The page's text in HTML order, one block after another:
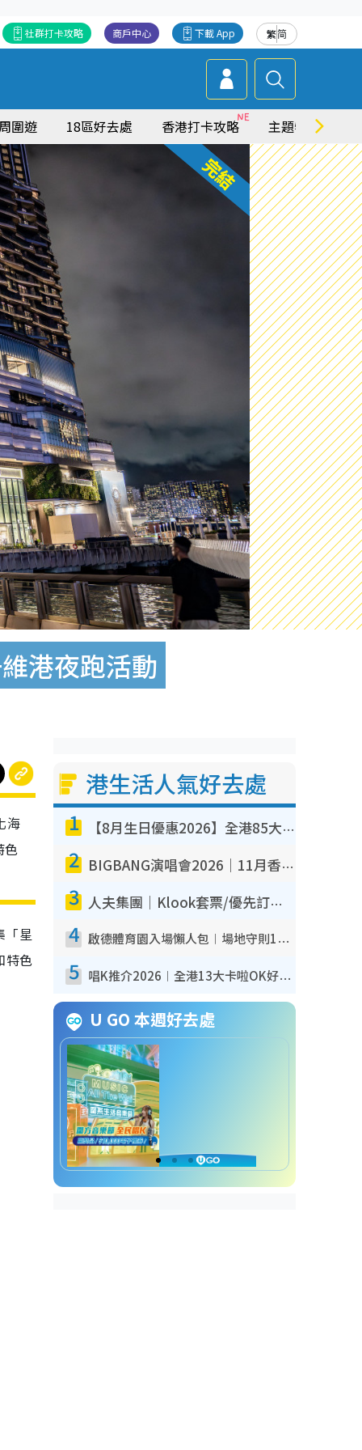
繁简
下載 App
商戶中心
社群打卡攻略
圍遊 18區好去處 香港打卡攻略 主題特集
港夜跑活動
海
色
「星
特色
港生活人氣好去處
1 【8月生日優惠2026】全港85大食買玩著數攻略 自助餐/火鍋放題同行免費＋誠品/DONKI送現金券
2 BIGBANG演唱會2026｜11月香港啟德開3場！實名制VIP申請、優先購票攻略
3 人夫集團｜Klook套票/優先訂票/公開發售搶飛攻略！附票價.購票連結.場地座位表
4 啟德體育園入場懶人包︱場地守則12違禁品不可進場准帶細水樽但全場禁樽蓋！應援牌有限制！
5 唱K推介2026︱全港13大卡啦OK好去處！最平$36起 日文K都有！(附地址+收費詳情)
U GO 本週好去處